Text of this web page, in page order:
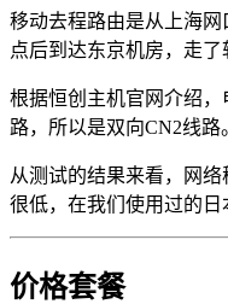
移动去程路由是从上海
点后到达东京机房，走了
根据恒创主机官网介绍
路，所以是双向CN2线路
从测试的结果来看，网
很低，在我们使用过的日
价格套餐